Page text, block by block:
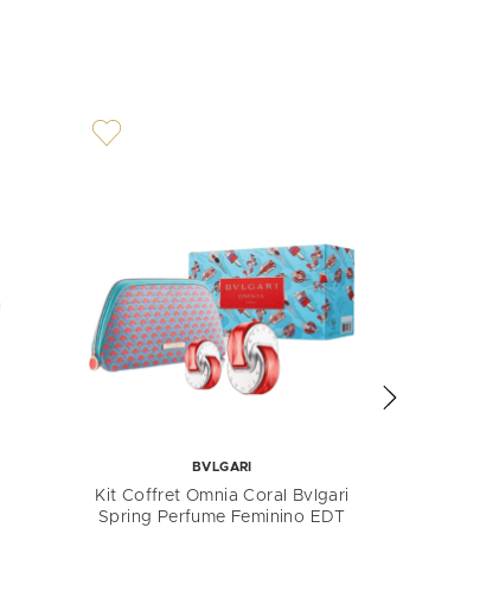
BVLGARI
Kit Coffret Omnia Coral Bvlgari
Spring Perfume Feminino EDT